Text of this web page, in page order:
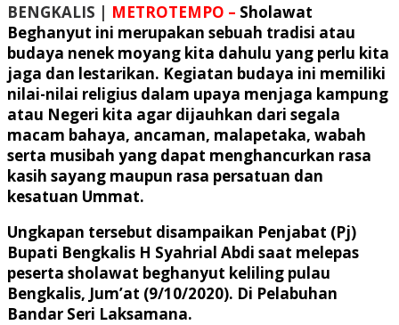
BENGKALIS | METROTEMPO – Sholawat
Beghanyut ini merupakan sebuah tradisi atau
budaya nenek moyang kita dahulu yang perlu kita
jaga dan lestarikan. Kegiatan budaya ini memiliki
nilai-nilai religius dalam upaya menjaga kampung
atau Negeri kita agar dijauhkan dari segala
macam bahaya, ancaman, malapetaka, wabah
serta musibah yang dapat menghancurkan rasa
kasih sayang maupun rasa persatuan dan
kesatuan Ummat.
Ungkapan tersebut disampaikan Penjabat (Pj)
Bupati Bengkalis H Syahrial Abdi saat melepas
peserta sholawat beghanyut keliling pulau
Bengkalis, Jum’at (9/10/2020). Di Pelabuhan
Bandar Seri Laksamana.